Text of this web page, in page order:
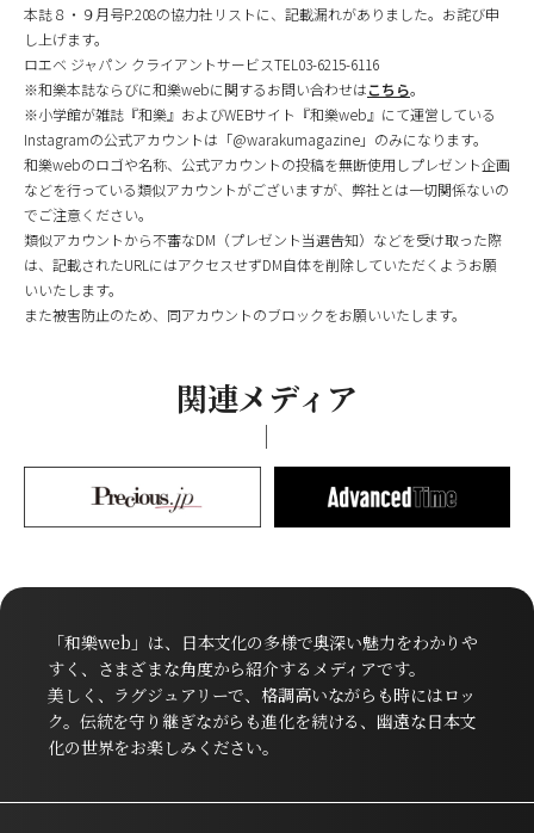
本誌８・９月号P.208の協力社リストに、記載漏れがありました。お詫び申
し上げます。
ロエベ ジャパン クライアントサービスTEL03-6215-6116
※和樂本誌ならびに和樂webに関するお問い合わせはこちら。
※小学館が雑誌『和樂』およびWEBサイト『和樂web』にて運営している
Instagramの公式アカウントは「@warakumagazine」のみになります。
和樂webのロゴや名称、公式アカウントの投稿を無断使用しプレゼント企画
などを行っている類似アカウントがございますが、弊社とは一切関係ないの
でご注意ください。
類似アカウントから不審なDM（プレゼント当選告知）などを受け取った際
は、記載されたURLにはアクセスせずDM自体を削除していただくようお願
いいたします。
また被害防止のため、同アカウントのブロックをお願いいたします。
関連メディア
「和樂web」は、日本文化の多様で奥深い魅力をわかりや
すく、さまざまな角度から紹介するメディアです。
美しく、ラグジュアリーで、格調高いながらも時にはロッ
ク。伝統を守り継ぎながらも進化を続ける、幽遠な日本文
化の世界をお楽しみください。